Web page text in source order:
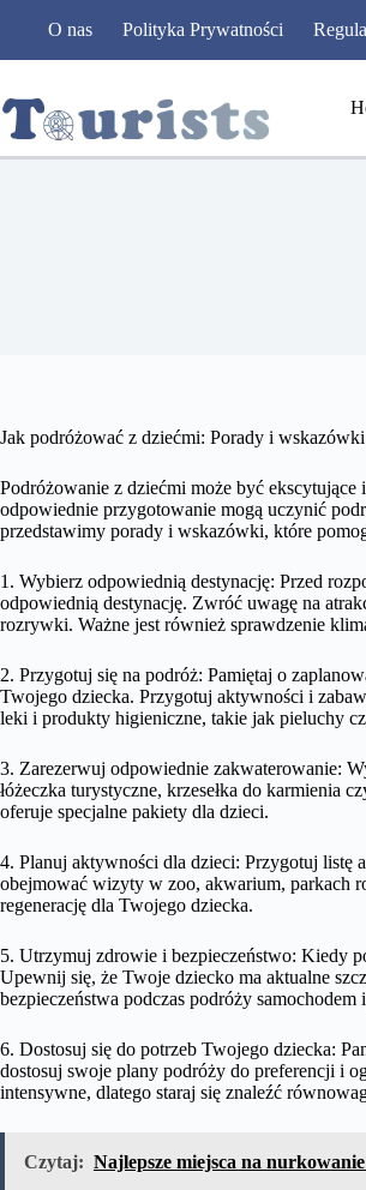
O nas Polityka Prywatności
Jak podróżować z dziećmi: Porady i wskazówki
Podróżowanie z dziećmi może być
odpowiednie przygotowanie mogą uczynić
przedstawimy porady i wskazówki, które
1. Wybierz odpowiednią destynację: Przed
odpowiednią destynację. Zwróć uwagę na
rozrywki. Ważne jest również sprawdzenie
2. Przygotuj się na podróż: Pamiętaj o
Twojego dziecka. Przygotuj aktywności i
leki i produkty higieniczne, takie jak pieluchy
3. Zarezerwuj odpowiednie zakwaterowanie:
łóżeczka turystyczne, krzesełka do karmienia
oferuje specjalne pakiety dla dzieci.
4. Planuj aktywności dla dzieci: Przygotuj listę
obejmować wizyty w zoo, akwarium, parkach
regenerację dla Twojego dziecka.
5. Utrzymuj zdrowie i bezpieczeństwo: Kiedy
Upewnij się, że Twoje dziecko ma aktualne
bezpieczeństwa podczas podróży
6. Dostosuj się do potrzeb Twojego dziecka:
dostosuj swoje plany podróży do preferencji i
intensywne, dlatego staraj się znaleźć
Czytaj: Najlepsze miejsca na